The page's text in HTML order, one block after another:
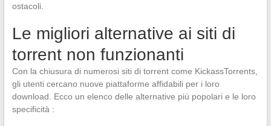
ostacoli.
Le migliori alternative ai siti di
torrent non funzionanti
Con la chiusura di numerosi siti di torrent come KickassTorrents,
gli utenti cercano nuove piattaforme affidabili per i loro
download. Ecco un elenco delle alternative più popolari e le loro
specificità :